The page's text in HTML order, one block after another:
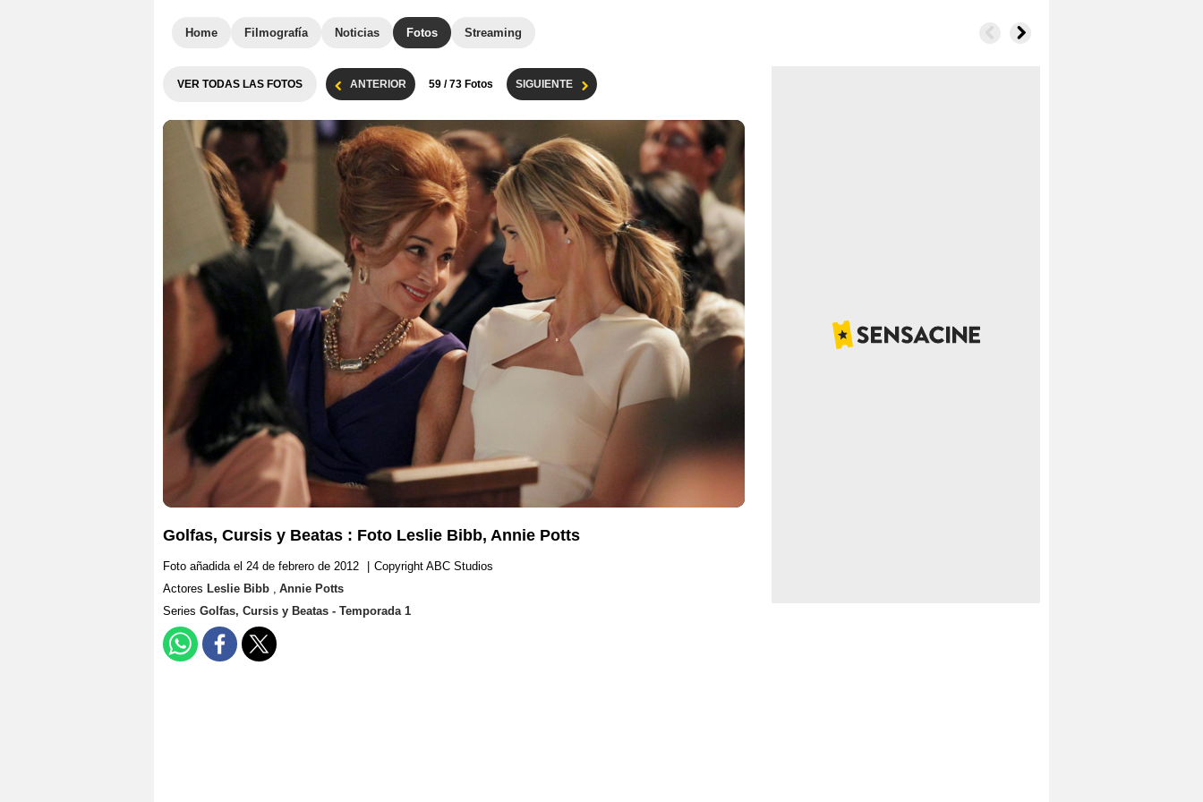
Home Filmografía Noticias Fotos Streaming
VER TODAS LAS FOTOS ANTERIOR 59 / 73 Fotos SIGUIENTE
Golfas, Cursis y Beatas : Foto Leslie Bibb, Annie Potts
Foto añadida el 24 de febrero de 2012
Copyright ABC Studios
Actores Leslie Bibb , Annie Potts
Series Golfas, Cursis y Beatas - Temporada 1